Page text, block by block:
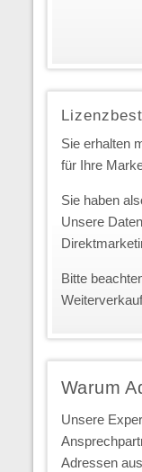
Sie erhalten
für Ihre
Sie haben
Unsere
Bitte
Warum
Unsere
Adressen